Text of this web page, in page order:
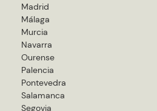
Madrid
Málaga
Murcia
Navarra
Ourense
Palencia
Pontevedra
Salamanca
Segovia